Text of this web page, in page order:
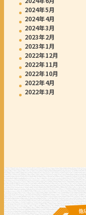
2024年5月
2024年4月
2024年3月
2023年2月
2023年1月
2022年12月
2022年11月
2022年10月
2022年4月
2022年3月